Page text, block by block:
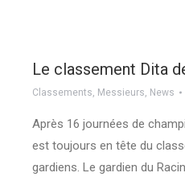
Le classement Dita
Classements, Messieurs, News
Après 16 journées de
est toujours en tête du
gardiens. Le gardien du